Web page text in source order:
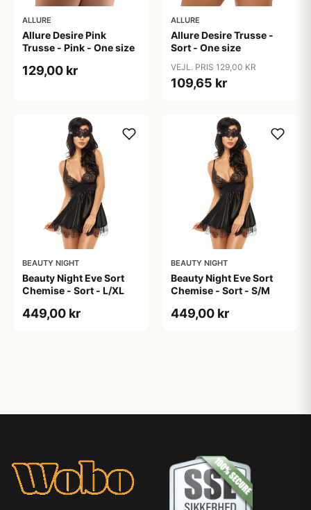
ALLURE
Allure Desire Pink
Trusse - Pink - One size
129,00 kr
ALLURE
Allure Desire Trusse -
Sort - One size
VEJL. PRIS 129,00 KR
109,65 kr
BEAUTY NIGHT
Beauty Night Eve Sort
Chemise - Sort - L/XL
449,00 kr
BEAUTY NIGHT
Beauty Night Eve Sort
Chemise - Sort - S/M
449,00 kr